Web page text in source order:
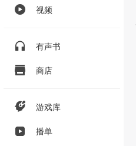
视频
有声书
商店
游戏库
播单